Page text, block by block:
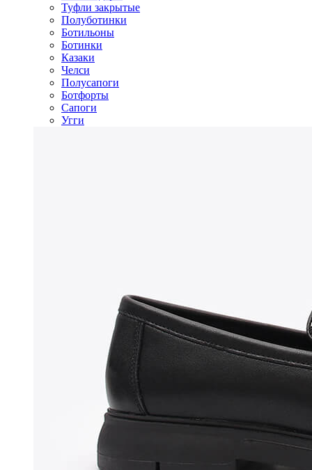
Туфли закрытые
Полуботинки
Ботильоны
Ботинки
Казаки
Челси
Полусапоги
Ботфорты
Сапоги
Угги